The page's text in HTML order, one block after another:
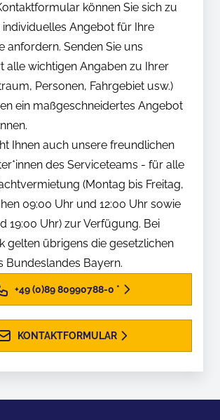
können Sie sich zu
individuelles Angebot für Ihre
anfordern. Senden Sie uns
alle wichtigen Angaben zu Ihrer
Personen, Fahrgebiet usw.)
ein maßgeschneidertes Angebot
Ihnen auch unsere freundlichen
des Serviceteams - für alle
(Montag bis Freitag,
09:00 Uhr und 12:00 Uhr sowie
19:00 Uhr) zur Verfügung. Bei
gelten übrigens die gesetzlichen
Bundeslandes Bayern.
+49 (0)89 80990788-0 *
KONTAKTFORMULAR